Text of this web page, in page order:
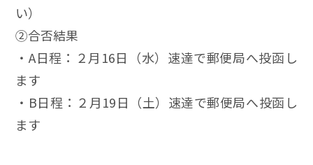
い）
②合否結果
・A日程：２月16日（水）速達で郵便局へ投函し
ます
・B日程：２月19日（土）速達で郵便局へ投函し
ます